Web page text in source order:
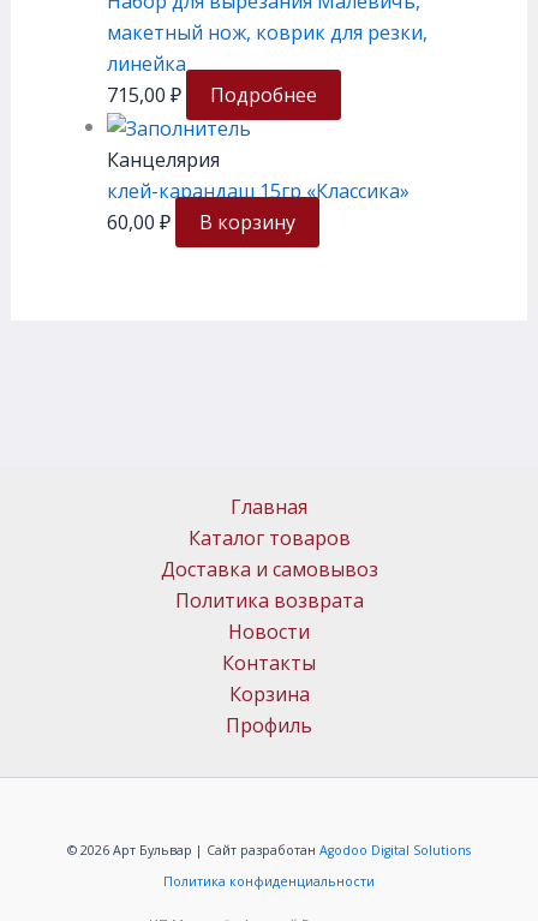
макетный нож, коврик для резки,
линейка
715,00 ₽ Подробнее
Канцелярия
клей-карандаш 15гр «Классика»
60,00 ₽ В корзину
Главная
Каталог товаров
Доставка и самовывоз
Политика возврата
Новости
Контакты
Корзина
Профиль
© 2026 Арт Бульвар | Сайт разработан Agodoo Digital Solutions
Политика конфиденциальности